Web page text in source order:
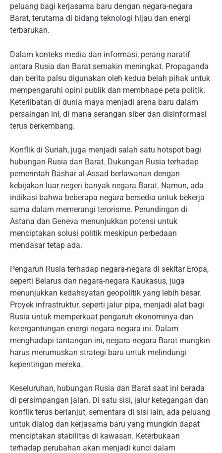
peluang bagi kerjasama baru dengan negara-negara
Barat, terutama di bidang teknologi hijau dan energi
terbarukan.
Dalam konteks media dan informasi, perang naratif
antara Rusia dan Barat semakin meningkat. Propaganda
dan berita palsu digunakan oleh kedua belah pihak untuk
mempengaruhi opini publik dan membhape peta politik.
Keterlibatan di dunia maya menjadi arena baru dalam
persaingan ini, di mana serangan siber dan disinformasi
terus berkembang.
Konflik di Suriah, juga menjadi salah satu hotspot bagi
hubungan Rusia dan Barat. Dukungan Rusia terhadap
pemerintah Bashar al-Assad berlawanan dengan
kebijakan luar negeri banyak negara Barat. Namun, ada
indikasi bahwa beberapa negara bersedia untuk bekerja
sama dalam memerangi terorisme. Perundingan di
Astana dan Geneva menunjukkan potensi untuk
menciptakan solusi politik meskipun perbedaan
mendasar tetap ada.
Pengaruh Rusia terhadap negara-negara di sekitar Eropa,
seperti Belarus dan negara-negara Kaukasus, juga
menunjukkan kedahsyatan geopolitik yang lebih besar.
Proyek infrastruktur, seperti jalur pipa, menjadi alat bagi
Rusia untuk memperkuat pengaruh ekonominya dan
ketergantungan energi negara-negara ini. Dalam
menghadapi tantangan ini, negara-negara Barat mungkin
harus merumuskan strategi baru untuk melindungi
kepentingan mereka.
Keseluruhan, hubungan Rusia dan Barat saat ini berada
di persimpangan jalan. Di satu sisi, jalur ketegangan dan
konflik terus berlanjut, sementara di sisi lain, ada peluang
untuk dialog dan kerjasama baru yang mungkin dapat
menciptakan stabilitas di kawasan. Keterbukaan
terhadap perubahan akan menjadi kunci dalam